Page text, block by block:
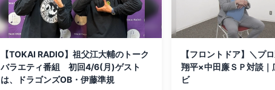
【TOKAI RADIO】祖父江大輔のトーク
バラエティ番組 初回4/6(月)ゲスト
は、ドラゴンズOB・伊藤準規
【フロントドア】＼プ
翔平×中田廉ＳＰ対談｜
ビ